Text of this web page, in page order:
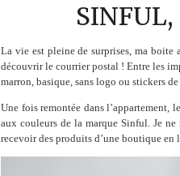
SINFUL,
La vie est pleine de surprises, ma boite
découvrir le courrier postal ! Entre les
marron, basique, sans logo ou stickers
Une fois remontée dans l’appartement,
aux couleurs de la marque Sinful. Je
recevoir des produits d’une boutique en